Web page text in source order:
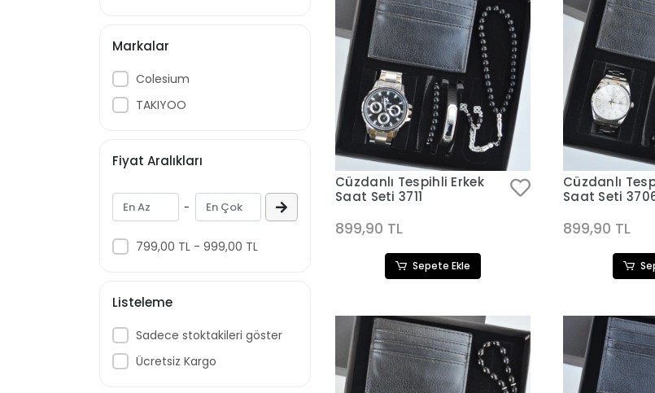
Markalar
Colesium
TAKIYOO
Fiyat Aralıkları
-
799,00 TL - 999,00 TL
Listeleme
Sadece stoktakileri göster
Ücretsiz Kargo
Cüzdanlı Tespihli Erkek
Saat Seti 3711
899,90 TL
Sepete Ekle
Cüzdanlı
Saat Seti
899,90 TL